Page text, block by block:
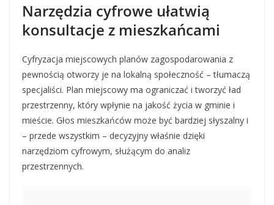
Narzędzia cyfrowe ułatwią
konsultacje z mieszkańcami
Cyfryzacja miejscowych planów zagospodarowania z
pewnością otworzy je na lokalną społeczność – tłumaczą
specjaliści. Plan miejscowy ma ograniczać i tworzyć ład
przestrzenny, który wpłynie na jakość życia w gminie i
mieście. Głos mieszkańców może być bardziej słyszalny i
– przede wszystkim – decyzyjny właśnie dzięki
narzędziom cyfrowym, służącym do analiz
przestrzennych.